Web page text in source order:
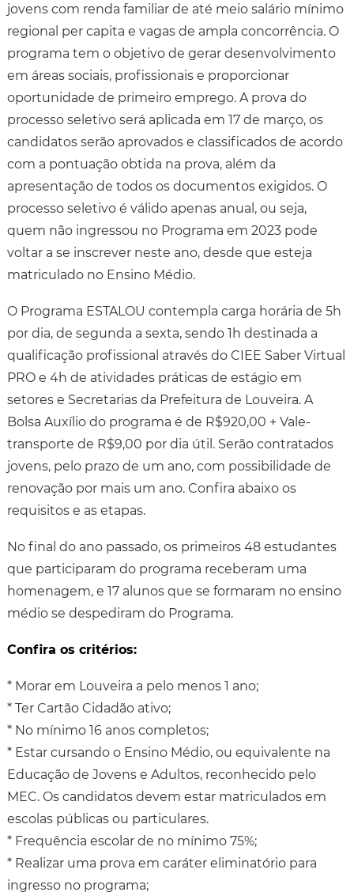
jovens com renda familiar de até meio salário mínimo
regional per capita e vagas de ampla concorrência. O
programa tem o objetivo de gerar desenvolvimento
em áreas sociais, profissionais e proporcionar
oportunidade de primeiro emprego. A prova do
processo seletivo será aplicada em 17 de março, os
candidatos serão aprovados e classificados de acordo
com a pontuação obtida na prova, além da
apresentação de todos os documentos exigidos. O
processo seletivo é válido apenas anual, ou seja,
quem não ingressou no Programa em 2023 pode
voltar a se inscrever neste ano, desde que esteja
matriculado no Ensino Médio.
O Programa ESTALOU contempla carga horária de 5h
por dia, de segunda a sexta, sendo 1h destinada a
qualificação profissional através do CIEE Saber Virtual
PRO e 4h de atividades práticas de estágio em
setores e Secretarias da Prefeitura de Louveira. A
Bolsa Auxílio do programa é de R$920,00 + Vale-
transporte de R$9,00 por dia útil. Serão contratados
jovens, pelo prazo de um ano, com possibilidade de
renovação por mais um ano. Confira abaixo os
requisitos e as etapas.
No final do ano passado, os primeiros 48 estudantes
que participaram do programa receberam uma
homenagem, e 17 alunos que se formaram no ensino
médio se despediram do Programa.
Confira os critérios:
* Morar em Louveira a pelo menos 1 ano;
* Ter Cartão Cidadão ativo;
* No mínimo 16 anos completos;
* Estar cursando o Ensino Médio, ou equivalente na
Educação de Jovens e Adultos, reconhecido pelo
MEC. Os candidatos devem estar matriculados em
escolas públicas ou particulares.
* Frequência escolar de no mínimo 75%;
* Realizar uma prova em caráter eliminatório para
ingresso no programa;